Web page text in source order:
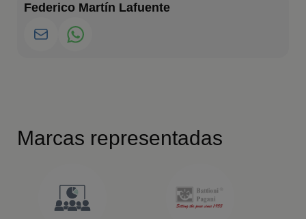
Federico Martín Lafuente
Marcas representadas